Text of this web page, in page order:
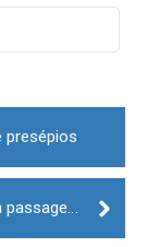
presépios
Oito distritos sob aviso amarelo hoje e na passagem de ano